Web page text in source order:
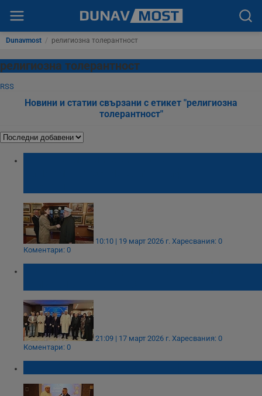
Dunavmost / религиозна толерантност
религиозна толерантност
RSS
Новини и статии свързани с етикет "религиозна
толерантност"
10:10 | 19 март 2026 г. Харесвания: 0
Коментари: 0
21:09 | 17 март 2026 г. Харесвания: 0
Коментари: 0